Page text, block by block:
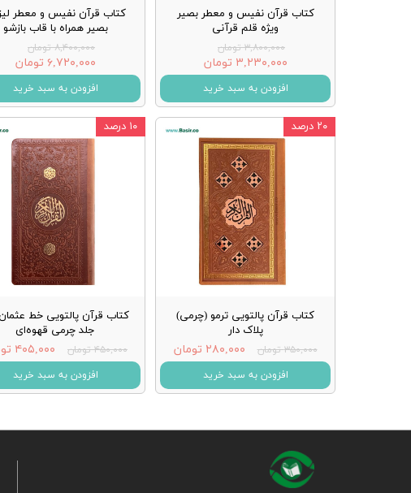
کتاب قرآن نفیس و معطر بصیر
ویژه قلم قرآنی
۳,۸۰۰,۰۰۰ تومان
۳,۲۳۰,۰۰۰ تومان
افزودن به سبد خرید
کتاب قرآن نفیس و معطر
بصیر همراه با قاب بازشو
۸,۴۰۰,۰۰۰ تومان
۶,۷۲۰,۰۰۰ تومان
افزودن به سبد خرید
کتاب قرآن پالتویی ترمو (چرمی)
پلاک دار
۳۵۰,۰۰۰ تومان ۲۸۰,۰۰۰ تومان
افزودن به سبد خرید
۲۰ درصد
کتاب قرآن پالتویی خط
جلد چرمی قهوه‌ای
۴۵۰,۰۰۰ تومان ۴۰۵,۰۰۰ تومان
افزودن به سبد خرید
۱۰ درصد